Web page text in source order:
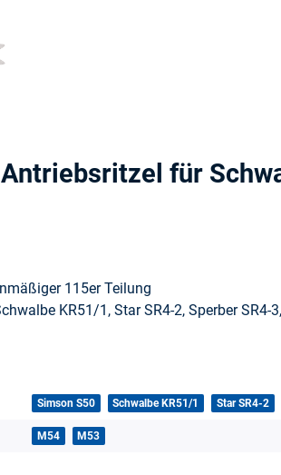
für
115er Teilung
KR51/1, Star SR4-2, Sperber SR4-
Simson S50 Schwalbe KR51/1 Star SR4-2
M54 M53